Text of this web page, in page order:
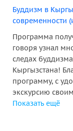
Буддизм в
современности
Программа
говоря узнал
следах
Кыргызстана!
программу, с
экскурсию
Показать ещё